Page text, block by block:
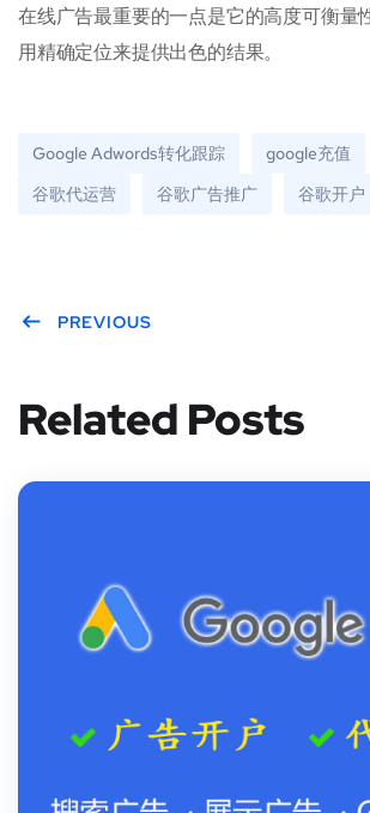
在线广告最重要的一点是它的高度可衡量
用精确定位来提供出色的结果。
Google Adwords转化跟踪 google充值
谷歌代运营
谷歌广告推广 谷歌开户
PREVIOUS
Related Posts